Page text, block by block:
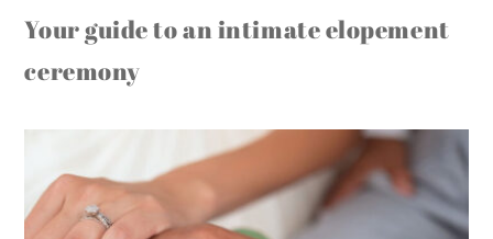
Your guide to an intimate elopement
ceremony